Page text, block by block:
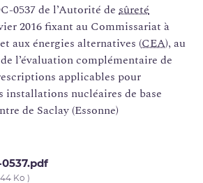
0537 de l’Autorité de sûreté
2016 fixant au Commissariat à
aux énergies alternatives (CEA), au
l’évaluation complémentaire de
applicables pour
installations nucléaires de base
de Saclay (Essonne)
0537.pdf
Ko )